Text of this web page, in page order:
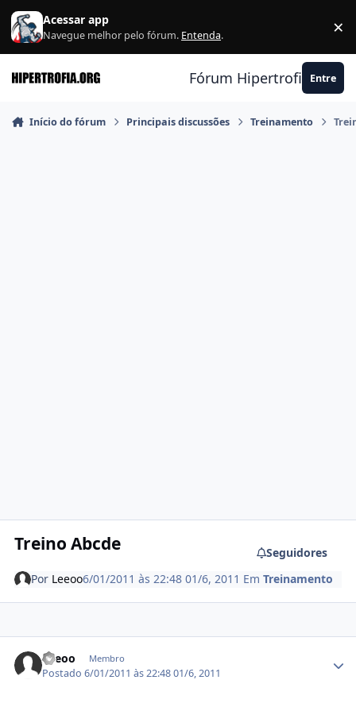
Ir para conteúdo
Acessar app
Navegue melhor pelo fórum. Entenda. ×
Fórum Hipertrofia.org
Entre
Início do fórum Principais discussões Treinamento
Treino Abcde
Seguidores
Por Leeoo6/01/2011 às 22:4801/6, 2011 EmTreinamento
Leeoo Membro
Postado6/01/2011 às 22:4801/6, 2011